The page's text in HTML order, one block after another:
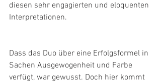
diesen sehr engagierten und eloquenten
Interpretationen.
Dass das Duo über eine Erfolgsformel in
Sachen Ausgewogenheit und Farbe
verfügt, war gewusst. Doch hier kommt